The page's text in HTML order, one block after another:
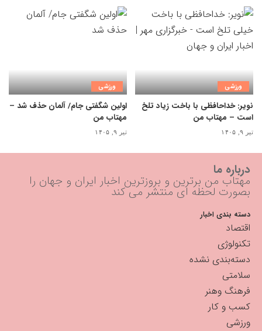
ورزشی
نویر: خداحافظی با باخت زیاد تلخ
است – مهتاب من
تیر ۹, ۱۴۰۵
ورزشی
اولین شگفتی جام/ آلمان حذف شد –
مهتاب من
تیر ۹, ۱۴۰۵
درباره ما
مهتاب من برترین و بروزترین اخبار ایران و جهان را
بصورت لحظه ای منتشر می کند
دسته بندی اخبار
اقتصاد
تکنولوژی
دسته‌بندی نشده
سلامتی
فرهنگ وهنر
کسب و کار
ورزشی